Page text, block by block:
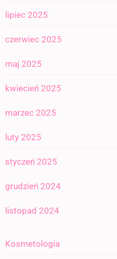
lipiec 2025
czerwiec 2025
maj 2025
kwiecień 2025
marzec 2025
luty 2025
styczeń 2025
grudzień 2024
listopad 2024
Kosmetologia